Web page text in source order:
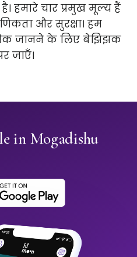
हमारे चार प्रमुख मूल्य हैं
और सुरक्षा। हम
जानने के लिए बेझिझक
जाएँ।
in Mogadishu